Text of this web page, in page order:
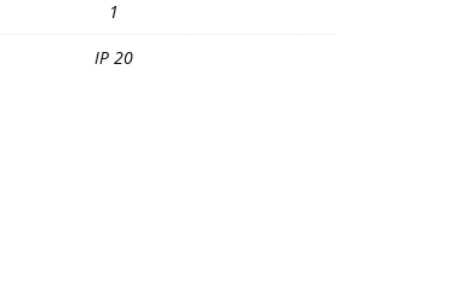
1
IP 20